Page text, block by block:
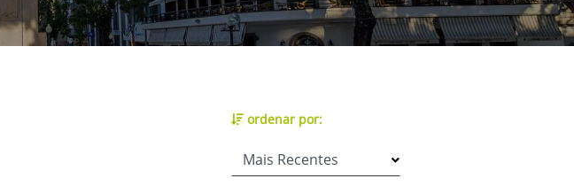
ordenar por: